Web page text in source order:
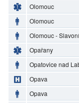
Olomouc
Olomouc
Olomouc -
Opařany
Opatovice nad
Opava
Opava